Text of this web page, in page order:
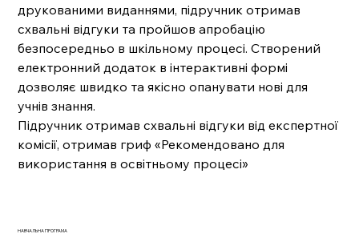
друкованими виданнями, підручник отримав
схвальні відгуки та пройшов апробацію
безпосередньо в шкільному процесі. Створений
електронний додаток в інтерактивні формі
дозволяє швидко та якісно опанувати нові для
учнів знання.
Підручник отримав схвальні відгуки від експертної
комісії, отримав гриф «Рекомендовано для
використання в освітньому процесі»
НАВЧАЛЬНА ПРОГРАМА